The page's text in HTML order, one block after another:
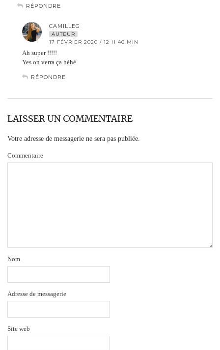
RÉPONDRE
CAMILLEG
AUTEUR
17 FÉVRIER 2020 / 12 H 46 MIN
Ah super !!!!!
Yes on verra ça héhé
RÉPONDRE
LAISSER UN COMMENTAIRE
Votre adresse de messagerie ne sera pas publiée.
Commentaire
Nom
Adresse de messagerie
Site web